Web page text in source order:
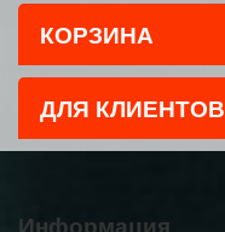
КОРЗИНА
ДЛЯ КЛИЕНТОВ
Информация